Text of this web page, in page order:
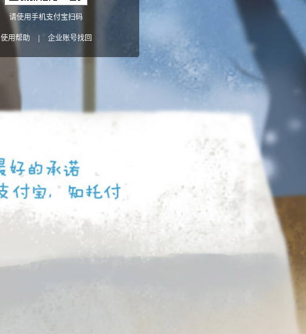
请使用手机支付宝扫码
使用帮助 企业账号找回